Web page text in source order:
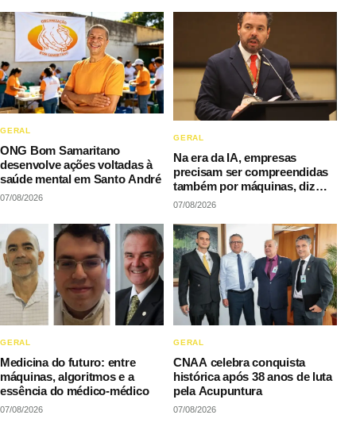
GERAL
ONG Bom Samaritano
desenvolve ações voltadas à
saúde mental em Santo André
07/08/2026
GERAL
Na era da IA, empresas
precisam ser compreendidas
também por máquinas, diz
LAQI
07/08/2026
GERAL
Medicina do futuro: entre
máquinas, algoritmos e a
essência do médico-médico
07/08/2026
GERAL
CNAA celebra conquista
histórica após 38 anos de luta
pela Acupuntura
07/08/2026